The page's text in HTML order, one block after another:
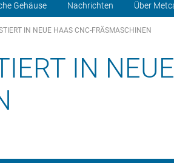
Gehäuse Nachrichten Über
IN NEUE HAAS CNC-FRÄSMASCHINEN
IN